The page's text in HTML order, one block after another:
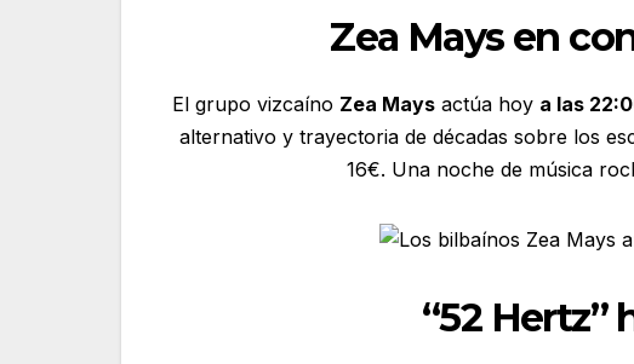
Zea Mays en
El grupo vizcaíno Zea Maysactúa hoy a las
alternativo y trayectoria de décadas sobre los
16€. Una noche de música
“52 Hertz”